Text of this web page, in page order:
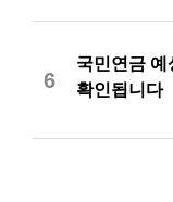
6
국민연금 예
확인됩니다